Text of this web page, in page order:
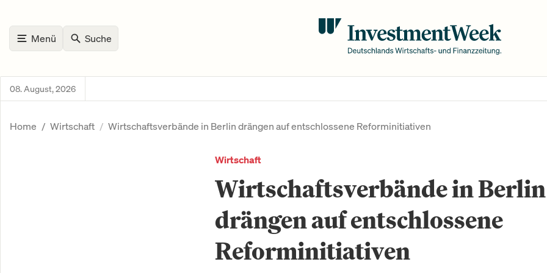
Menü Suche
08. August, 2026
Home Wirtschaft Wirtschaftsverbände in Berlin drängen auf entschlossene Reforminitiativen
Wirtschaft
Wirtschaftsverbände in Berlin
drängen auf entschlossene
Reforminitiativen